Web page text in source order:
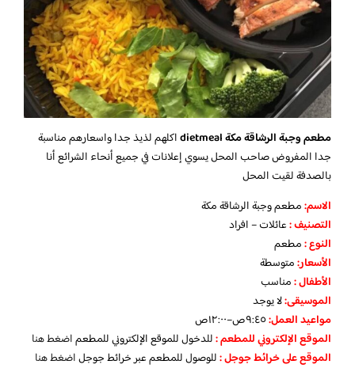
مطعم وجبة الرشاقة مكة dietmeal
اكلهم لذيذ جدا واسعارهم مناسبة
جدا المفروض صاحب المحل يسوي إعلانات في جميع أنحاء الشرائع أنا
بالصدفة لقيت المحل
الاسم:مطعم وجبة الرشاقة مكة
التصنيف:عائلات – افراد
النوع :مطعم
الأسعار:متوسطة
الأطفال:مناسب
الموسيقى:لا يوجد
مواعيد العمل:٩:٤٥ص–١٢:٠٠ص
الموقع الإلكتروني للمطعم :للدخول للموقع الإلكتروني للمطعماضغط هنا
الموقع على خرائط جوجل:للوصول للمطعم عبر خرائط جوجلاضغط هنا